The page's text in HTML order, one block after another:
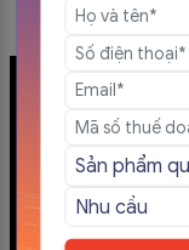
Video giới thiệu